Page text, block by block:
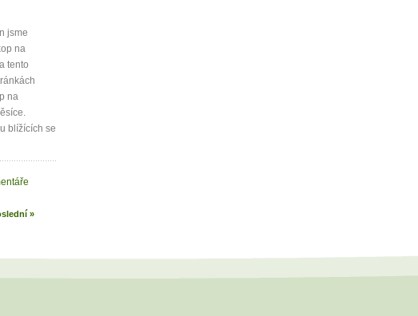
jsme
na
tento
na
blížících se
»